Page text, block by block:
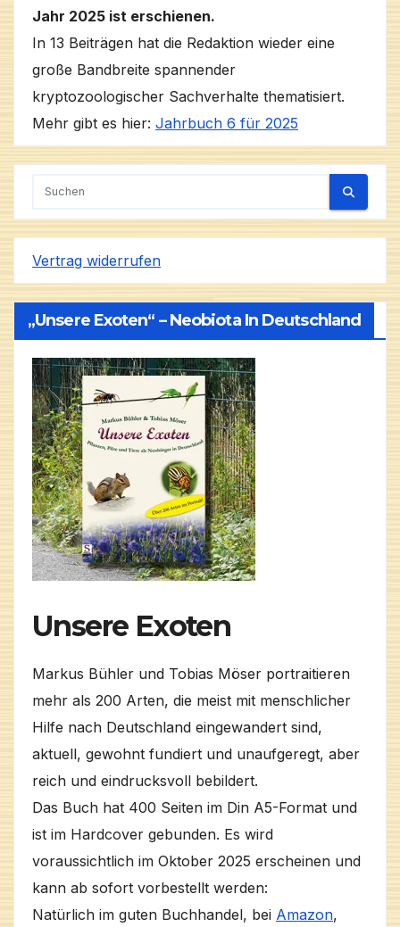
Jahr 2025 ist erschienen.
In 13 Beiträgen hat die Redaktion wieder eine
große Bandbreite spannender
kryptozoologischer Sachverhalte thematisiert.
Mehr gibt es hier: Jahrbuch 6 für 2025
Vertrag widerrufen
„Unsere Exoten“ – Neobiota In Deutschland
Unsere Exoten
Markus Bühler und Tobias Möser portraitieren
mehr als 200 Arten, die meist mit menschlicher
Hilfe nach Deutschland eingewandert sind,
aktuell, gewohnt fundiert und unaufgeregt, aber
reich und eindrucksvoll bebildert.
Das Buch hat 400 Seiten im Din A5-Format und
ist im Hardcover gebunden. Es wird
voraussichtlich im Oktober 2025 erscheinen und
kann ab sofort vorbestellt werden:
Natürlich im guten Buchhandel, bei Amazon,